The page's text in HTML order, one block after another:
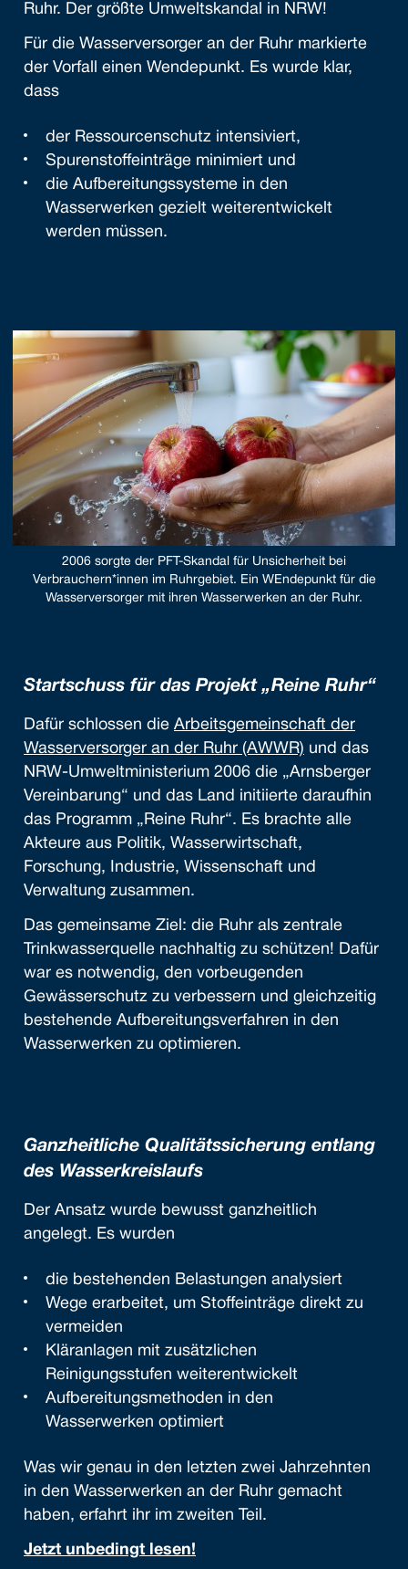
Ruhr. Der größte Umweltskandal in NRW!
Für die Wasserversorger an der Ruhr markierte
der Vorfall einen Wendepunkt. Es wurde klar,
dass
der Ressourcenschutz intensiviert,
Spurenstoffeinträge minimiert und
die Aufbereitungssysteme in den
Wasserwerken gezielt weiterentwickelt
werden müssen.
2006 sorgte der PFT-Skandal für Unsicherheit bei
Verbrauchern*innen im Ruhrgebiet. Ein WEndepunkt für die
Wasserversorger mit ihren Wasserwerken an der Ruhr.
Startschuss für das Projekt „Reine Ruhr“
Dafür schlossen die Arbeitsgemeinschaft der
Wasserversorger an der Ruhr (AWWR) und das
NRW-Umweltministerium 2006 die „Arnsberger
Vereinbarung“ und das Land initiierte daraufhin
das Programm „Reine Ruhr“. Es brachte alle
Akteure aus Politik, Wasserwirtschaft,
Forschung, Industrie, Wissenschaft und
Verwaltung zusammen.
Das gemeinsame Ziel: die Ruhr als zentrale
Trinkwasserquelle nachhaltig zu schützen! Dafür
war es notwendig, den vorbeugenden
Gewässerschutz zu verbessern und gleichzeitig
bestehende Aufbereitungsverfahren in den
Wasserwerken zu optimieren.
Ganzheitliche Qualitätssicherung entlang
des Wasserkreislaufs
Der Ansatz wurde bewusst ganzheitlich
angelegt. Es wurden
die bestehenden Belastungen analysiert
Wege erarbeitet, um Stoffeinträge direkt zu
vermeiden
Kläranlagen mit zusätzlichen
Reinigungsstufen weiterentwickelt
Aufbereitungsmethoden in den
Wasserwerken optimiert
Was wir genau in den letzten zwei Jahrzehnten
in den Wasserwerken an der Ruhr gemacht
haben, erfahrt ihr im zweiten Teil.
Jetzt unbedingt lesen!